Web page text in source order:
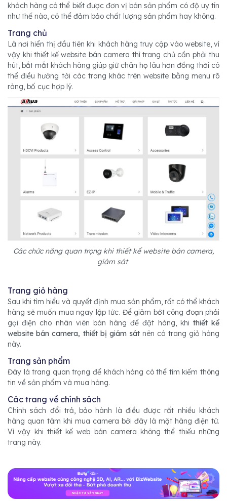
khách hàng có thể biết được đơn vị bán sản phẩm có độ uy tín
như thế nào, có thể đảm bảo chất lượng sản phẩm hay không.
Trang chủ
Là nơi hiển thị đầu tiên khi khách hàng truy cập vào website, vì
vậy khi thiết kế website bán camera thì trang chủ cần phải thu
hút, bắt mắt khách hàng giúp giữ chân họ lâu hơn đồng thời có
thể điều hướng tới các trang khác trên website bằng menu rõ
ràng, bố cục hợp lý.
Các chức năng quan trọng khi thiết kế website bán camera,
giám sát
Trang giỏ hàng
Sau khi tìm hiểu và quyết định mua sản phẩm, rất có thể khách
hàng sẽ muốn mua ngay lập tức. Để giảm bớt công đoạn phải
gọi điện cho nhân viên bán hàng để đặt hàng, khi thiết kế
website bán camera, thiết bị giám sát nên có trang giỏ hàng
này.
Trang sản phẩm
Đây là trang quan trọng để khách hàng có thể tìm kiếm thông
tin về sản phẩm và mua hàng.
Các trang về chính sách
Chính sách đổi trả, bảo hành là điều được rất nhiều khách
hàng quan tâm khi mua camera bởi đây là mặt hàng điện tử.
Vì vậy khi thiết kế web bán camera không thể thiếu những
trang này.